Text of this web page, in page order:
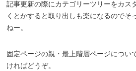
記事更新の際にカテゴリーツリーをカス
くとかすると取り出しも楽になるのでそ
ねー。
固定ページの親・最上階層ページについ
ければどうぞ。